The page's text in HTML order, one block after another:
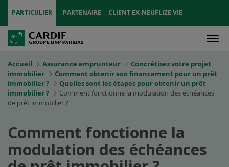
PARTICULIER PARTENAIRE CLIENT EX-NEUFLIZE VIE
Accueil Assurance emprunteur
Concrétisez votre projet
immobilier
Comment obtenir son financement pour un prêt
immobilier ?
Quelles sont les étapes pour obtenir un prêt
immobilier ?
Comment fonctionne la modulation des échéances
de prêt immobilier ?
Comment fonctionne la
modulation des échéances